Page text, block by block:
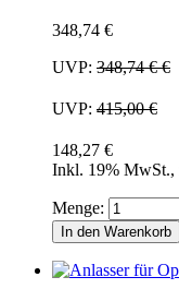
348,74 €
UVP: 348,74 €€
UVP: 415,00 €
148,27 €
Inkl. 19% MwSt.,
Menge:
In den Warenkorb